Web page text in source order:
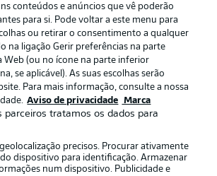
Aviso de privacidade
Trabalhe conosco
Contato
conteúdos e anúncios que vê poderão
para si. Pode voltar a este menu para
ou retirar o consentimento a qualquer
na ligação Gerir preferências na parte
Web (ou no ícone na parte inferior
se aplicável). As suas escolhas serão
Para mais informação, consulte a nossa
Aviso de privacidade Marca
parceiros tratamos os dados para
precisos. Procurar ativamente
dispositivo para identificação. Armazenar
num dispositivo. Publicidade e